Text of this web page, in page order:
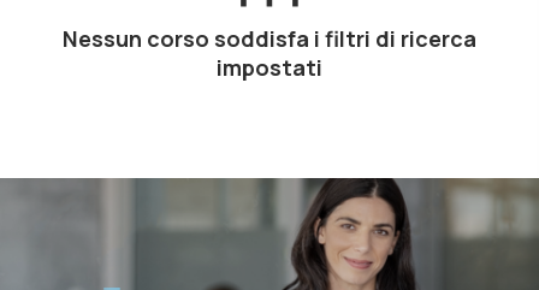
Nessun corso soddisfa i filtri di ricerca
impostati